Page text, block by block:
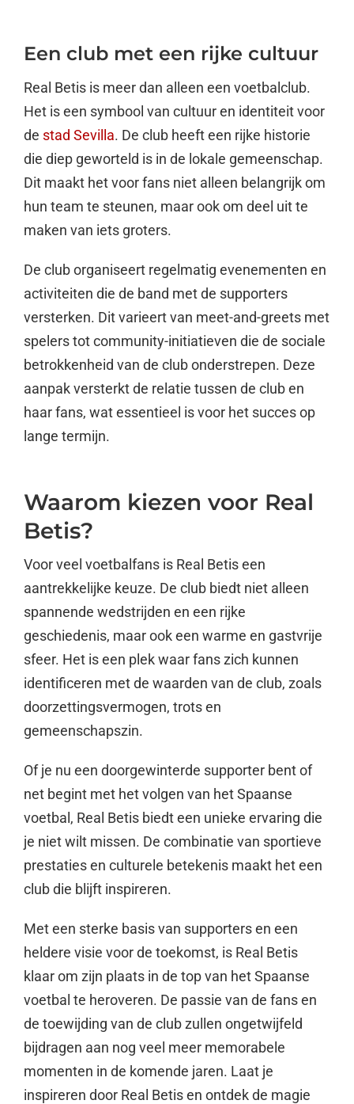
Een club met een rijke cultuur
Real Betis is meer dan alleen een voetbalclub.
Het is een symbool van cultuur en identiteit voor
de stad Sevilla. De club heeft een rijke historie
die diep geworteld is in de lokale gemeenschap.
Dit maakt het voor fans niet alleen belangrijk om
hun team te steunen, maar ook om deel uit te
maken van iets groters.
De club organiseert regelmatig evenementen en
activiteiten die de band met de supporters
versterken. Dit varieert van meet-and-greets met
spelers tot community-initiatieven die de sociale
betrokkenheid van de club onderstrepen. Deze
aanpak versterkt de relatie tussen de club en
haar fans, wat essentieel is voor het succes op
lange termijn.
Waarom kiezen voor Real
Betis?
Voor veel voetbalfans is Real Betis een
aantrekkelijke keuze. De club biedt niet alleen
spannende wedstrijden en een rijke
geschiedenis, maar ook een warme en gastvrije
sfeer. Het is een plek waar fans zich kunnen
identificeren met de waarden van de club, zoals
doorzettingsvermogen, trots en
gemeenschapszin.
Of je nu een doorgewinterde supporter bent of
net begint met het volgen van het Spaanse
voetbal, Real Betis biedt een unieke ervaring die
je niet wilt missen. De combinatie van sportieve
prestaties en culturele betekenis maakt het een
club die blijft inspireren.
Met een sterke basis van supporters en een
heldere visie voor de toekomst, is Real Betis
klaar om zijn plaats in de top van het Spaanse
voetbal te heroveren. De passie van de fans en
de toewijding van de club zullen ongetwijfeld
bijdragen aan nog veel meer memorabele
momenten in de komende jaren. Laat je
inspireren door Real Betis en ontdek de magie